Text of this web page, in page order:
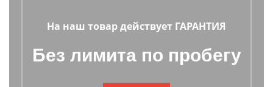
На наш товар действует ГАРАНТИЯ
Без лимита по пробегу